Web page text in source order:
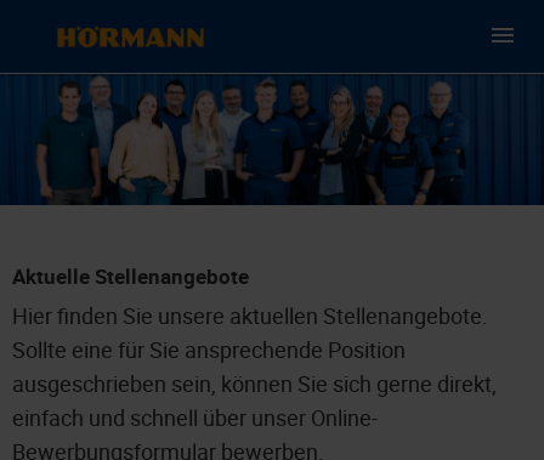
Aktuelle Stellenangebote
Hier finden Sie unsere aktuellen Stellenangebote.
Sollte eine für Sie ansprechende Position
ausgeschrieben sein, können Sie sich gerne direkt,
einfach und schnell über unser Online-
Bewerbungsformular bewerben.